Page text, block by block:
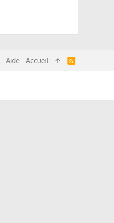
Aide Accueil
R